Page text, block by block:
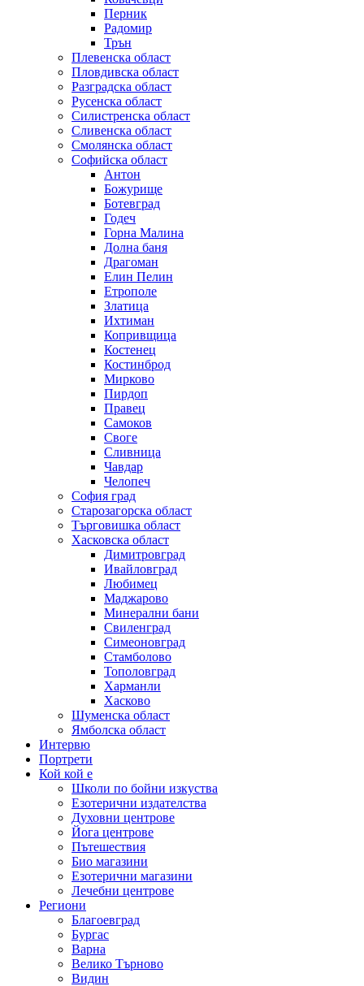
Перник
Радомир
Трън
Плевенска област
Пловдивска област
Разградска област
Русенска област
Силистренска област
Сливенска област
Смолянска област
Софийска област
Антон
Божурище
Ботевград
Годеч
Горна Малина
Долна баня
Драгоман
Елин Пелин
Етрополе
Златица
Ихтиман
Копривщица
Костенец
Костинброд
Мирково
Пирдоп
Правец
Самоков
Своге
Сливница
Чавдар
Челопеч
София град
Старозагорска област
Търговишка област
Хасковска област
Димитровград
Ивайловград
Любимец
Маджарово
Минерални бани
Свиленград
Симеоновград
Стамболово
Тополовград
Харманли
Хасково
Шуменска област
Ямболска област
Интервю
Портрети
Кой кой е
Школи по бойни изкуства
Езотерични издателства
Духовни центрове
Йога центрове
Пътешествия
Био магазини
Езотерични магазини
Лечебни центрове
Региони
Благоевград
Бургас
Варна
Велико Търново
Видин